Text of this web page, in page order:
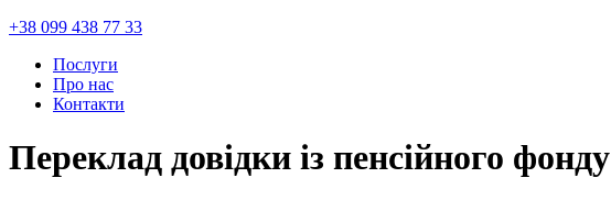
+38 099 438 77 33
Послуги
Про нас
Контакти
Переклад довідки із пенсійного фонду